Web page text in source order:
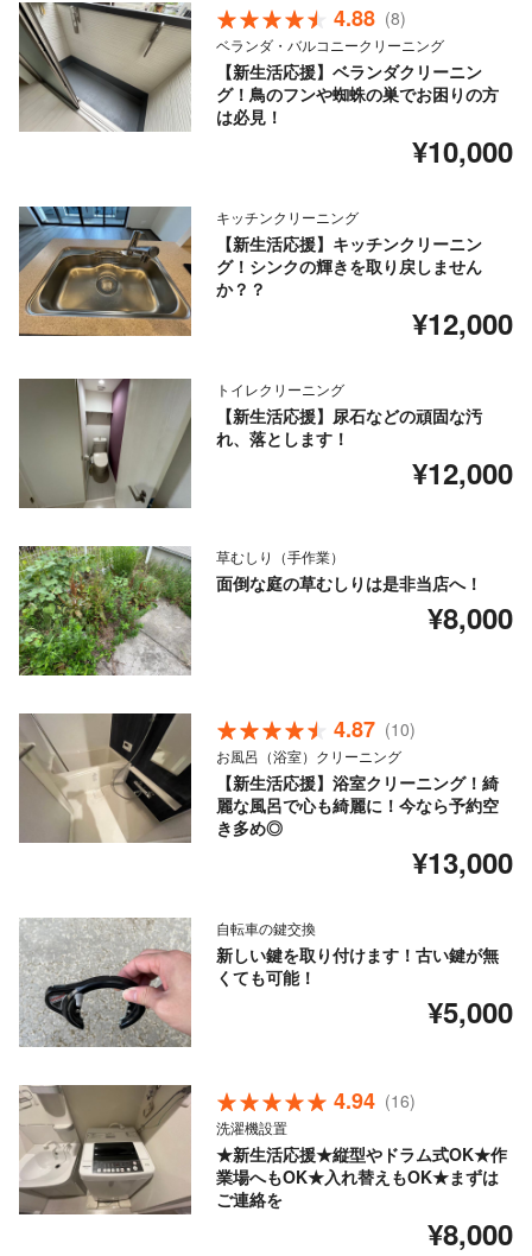
4.88 (8)
ベランダ・バルコニークリーニング
【新生活応援】ベランダクリーニン
グ！鳥のフンや蜘蛛の巣でお困りの方
は必見！
¥10,000
キッチンクリーニング
【新生活応援】キッチンクリーニン
グ！シンクの輝きを取り戻しません
か？？
¥12,000
トイレクリーニング
【新生活応援】尿石などの頑固な汚
れ、落とします！
¥12,000
草むしり（手作業）
面倒な庭の草むしりは是非当店へ！
¥8,000
4.87 (10)
お風呂（浴室）クリーニング
【新生活応援】浴室クリーニング！綺
麗な風呂で心も綺麗に！今なら予約空
き多め◎
¥13,000
自転車の鍵交換
新しい鍵を取り付けます！古い鍵が無
くても可能！
¥5,000
4.94 (16)
洗濯機設置
★新生活応援★縦型やドラム式OK★作
業場へもOK★入れ替えもOK★まずは
ご連絡を
¥8,000